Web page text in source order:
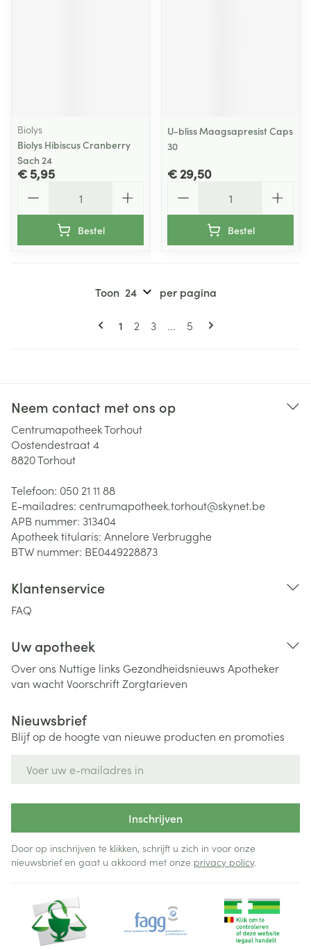
Biolys
Biolys Hibiscus Cranberry
Sach 24
€ 5,95
Bestel
U-bliss Maagsapresist Caps
30
€ 29,50
Bestel
Pagina's
U lees momenteel pagina
1 Pagina
2 Pagina
3 ... Pagina
5
Toon per pagina
Neem contact met ons op
Centrumapotheek Torhout
Oostendestraat 4
8820Torhout
Telefoon: 050 21 11 88
E-mailadres: centrumapotheek.torhout@skynet.be
APB nummer: 313404
Apotheek titularis: Annelore Verbrugghe
BTW nummer: BE0449228873
Klantenservice
FAQ
Uw apotheek
Over ons Nuttige links Gezondheidsnieuws Apotheker
van wachtVoorschriftZorgtarieven
Nieuwsbrief
Blijf op de hoogte van nieuwe producten en promoties
Inschrijven
Door op inschrijven te klikken, schrijft u zich in voor onze
nieuwsbrief en gaat u akkoord met onze privacy policy.